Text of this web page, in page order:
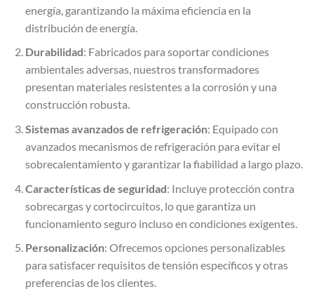
energía, garantizando la máxima eficiencia en la
distribución de energía.
Durabilidad: Fabricados para soportar condiciones
ambientales adversas, nuestros transformadores
presentan materiales resistentes a la corrosión y una
construcción robusta.
Sistemas avanzados de refrigeración: Equipado con
avanzados mecanismos de refrigeración para evitar el
sobrecalentamiento y garantizar la fiabilidad a largo plazo.
Características de seguridad: Incluye protección contra
sobrecargas y cortocircuitos, lo que garantiza un
funcionamiento seguro incluso en condiciones exigentes.
Personalización: Ofrecemos opciones personalizables
para satisfacer requisitos de tensión específicos y otras
preferencias de los clientes.